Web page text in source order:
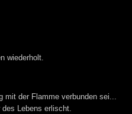
wiederholt.
mit der Flamme verbunden sei...
des Lebens erlischt.